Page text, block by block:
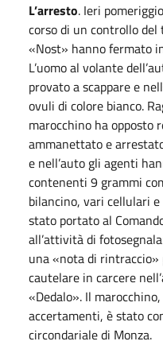
L’arresto. Ieri
corso di un controllo
«Nost» hanno fermato
L’uomo al volante
provato a scappare e
ovuli di colore bianco.
marocchino ha opposto
ammanettato e
e nell’auto gli agenti
contenenti 9 grammi
bilancino, vari cellulari e
stato portato al
all’attività di
una «nota di rintraccio»
cautelare in carcere
«Dedalo». Il
accertamenti, è stato
circondariale di Monza.